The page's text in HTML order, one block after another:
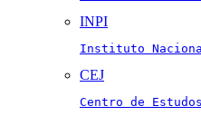
INPI
Instituto
CEJ
Centro de